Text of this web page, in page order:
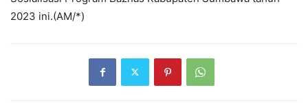
2023 ini.(AM/*)